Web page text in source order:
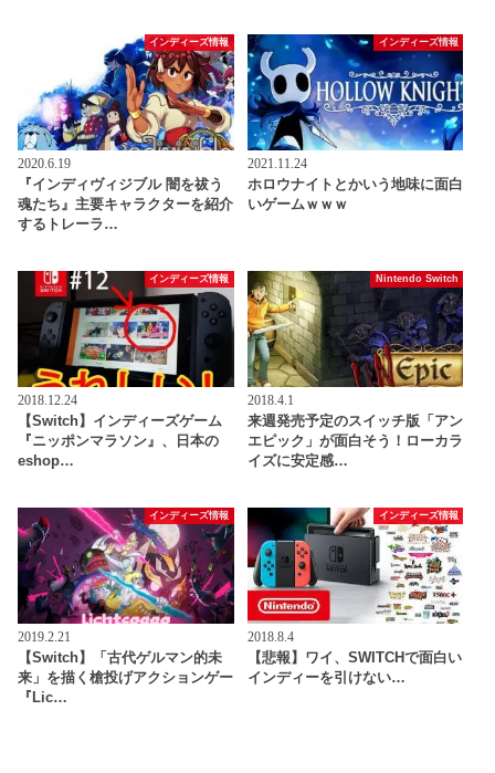
インディーズ情報
2020.6.19
『インディヴィジブル 闇を祓う
魂たち』主要キャラクターを紹介
するトレーラ…
インディーズ情報
2021.11.24
ホロウナイトとかいう地味に面白
いゲームｗｗｗ
インディーズ情報
2018.12.24
【Switch】インディーズゲーム
『ニッポンマラソン』、日本の
eshop…
Nintendo Switch
2018.4.1
来週発売予定のスイッチ版「アン
エピック」が面白そう！ローカラ
イズに安定感…
インディーズ情報
2019.2.21
【Switch】「古代ゲルマン的未
来」を描く槍投げアクションゲー
『Lic…
インディーズ情報
2018.8.4
【悲報】ワイ、SWITCHで面白い
インディーを引けない…